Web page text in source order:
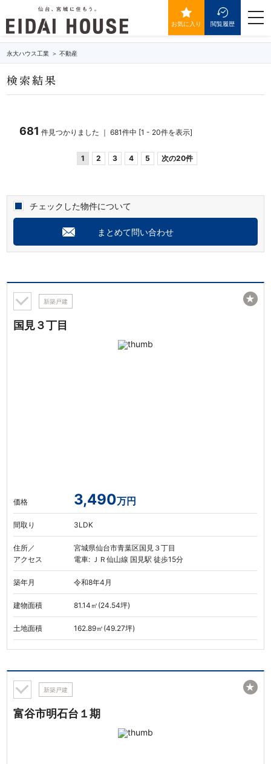
お気に入り 閲覧履歴
永大ハウス工業 不動産
検索結果
681 件見つかりました ｜ 681件中 [1 - 20件を表示]
1 2 3 4 5 次の20件
チェックした物件について
まとめて問い合わせ
新築戸建
国見３丁目
価格 3,490万円
間取り 3LDK
住所／
アクセス
宮城県仙台市青葉区国見３丁目
電車: ＪＲ仙山線 国見駅 徒歩15分
築年月 令和8年4月
建物面積 81.14㎡(24.54坪)
土地面積 162.89㎡(49.27坪)
★
新築戸建
富谷市明石台１期
★